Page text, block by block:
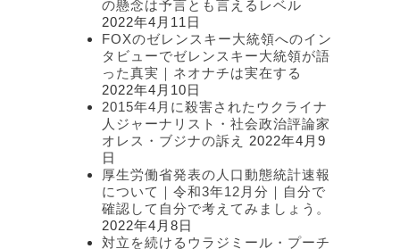
の懸念は予言とも言えるレベル
2022年4月11日
FOXのゼレンスキー大統領へのイン
タビューでゼレンスキー大統領が語
った真実｜ネオナチは実在する
2022年4月10日
2015年4月に殺害されたウクライナ
人ジャーナリスト・社会政治評論家
オレス・ブジナの訴え
2022年4月9
日
厚生労働省発表の人口動態統計速報
について｜令和3年12月分｜自分で
確認して自分で考えてみましょう。
2022年4月8日
対立を続けるウラジミール・プーチ